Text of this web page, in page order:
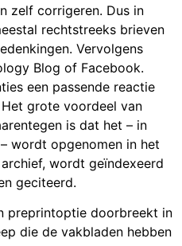
zelf corrigeren. Dus in
rechtstreeks brieven
Vervolgens
Blog of Facebook.
een passende reactie
grote voordeel van
is dat het – in
wordt opgenomen in het
wordt geïndexeerd
geciteerd.
preprintoptie doorbreekt in
die de vakbladen hebben